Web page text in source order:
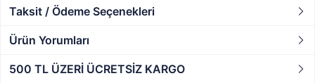
Taksit / Ödeme Seçenekleri
Ürün Yorumları
500 TL ÜZERİ ÜCRETSİZ KARGO